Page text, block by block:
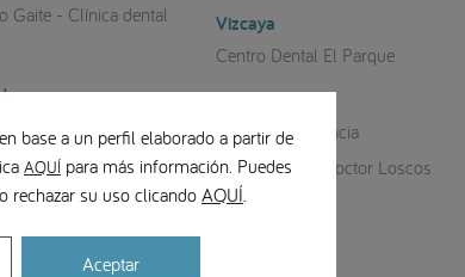
Gaite - Clínica dental
Pazos
Dental
Vizcaya
Centro Dental El Parque
Zaragoza
Lorente Ortodoncia
Clínica Dental Doctor Loscos
base a un perfil elaborado a partir de
AQUÍ para más información. Puedes
rechazar su uso clicando AQUÍ
Aceptar